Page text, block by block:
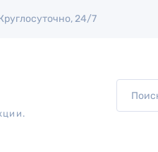
24/7